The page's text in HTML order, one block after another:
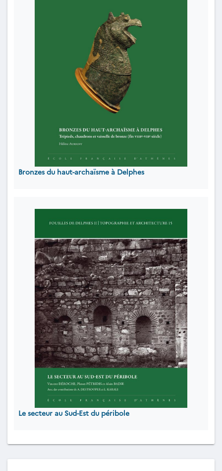
Bronzes du haut-archaïsme à Delphes
Le secteur au Sud-Est du péribole